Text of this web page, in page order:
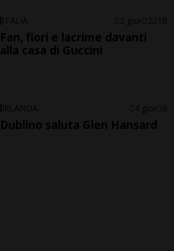
ITALIA 2 gior 2 18
Fan, fiori e lacrime davanti
alla casa di Guccini
IRLANDA 4 gior 6
Dublino saluta Glen Hansard